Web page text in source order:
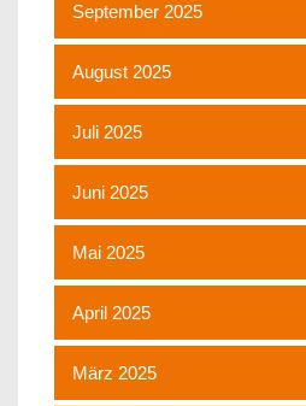
September 2025
August 2025
Juli 2025
Juni 2025
Mai 2025
April 2025
März 2025